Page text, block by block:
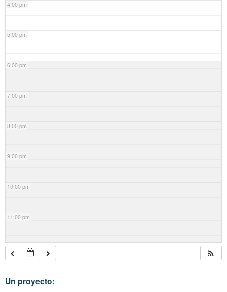
4:00 pm
5:00 pm
6:00 pm
7:00 pm
8:00 pm
9:00 pm
10:00 pm
11:00 pm
Un proyecto: